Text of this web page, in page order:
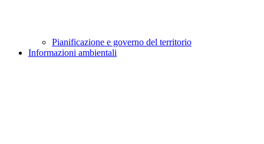
Pianificazione e governo del territorio
Informazioni ambientali